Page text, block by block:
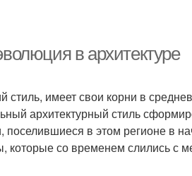
в архитектуре
имеет свои корни в
архитектурный стиль
поселившиеся в этом регионе в
которые со временем слились с